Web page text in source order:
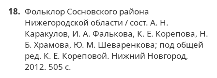
Фольклор Сосновского района
Нижегородской области / сост. А. Н.
Каракулов, И. А. Фалькова, К. Е. Корепова, Н.
Б. Храмова, Ю. М. Шеваренкова; под общей
ред. К. Е. Кореповой. Нижний Новгород,
2012. 505 с.